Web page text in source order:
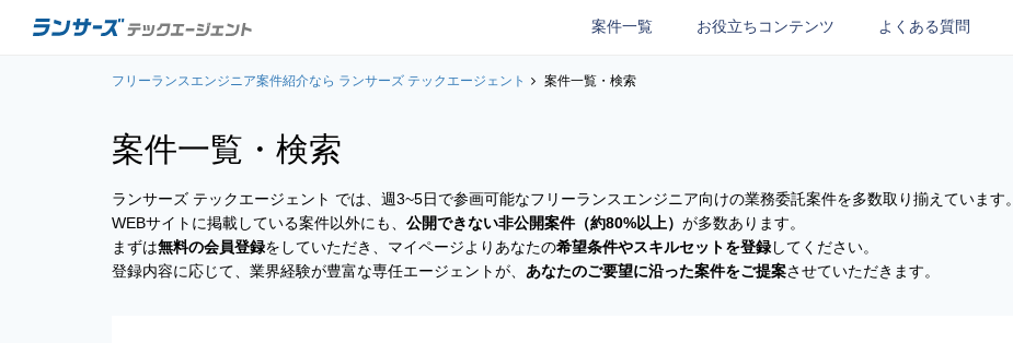
案件一覧 お役立ちコンテンツ よくある質問
フリーランスエンジニア案件紹介なら ランサーズ テックエージェント 案件一覧・検索
案件一覧・検索
ランサーズ テックエージェント では、週3~5日で参画可能なフリーランスエンジニア向けの業務委託案件を多数取り揃えています。
WEBサイトに掲載している案件以外にも、 公開できない非公開案件（約80%以上） が多数あります。
まずは無料の会員登録をしていただき、マイページよりあなたの希望条件やスキルセットを登録してください。
登録内容に応じて、業界経験が豊富な専任エージェントが、 あなたのご要望に沿った案件をご提案させていただきます。